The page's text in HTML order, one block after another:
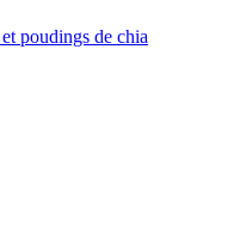
poudings de chia